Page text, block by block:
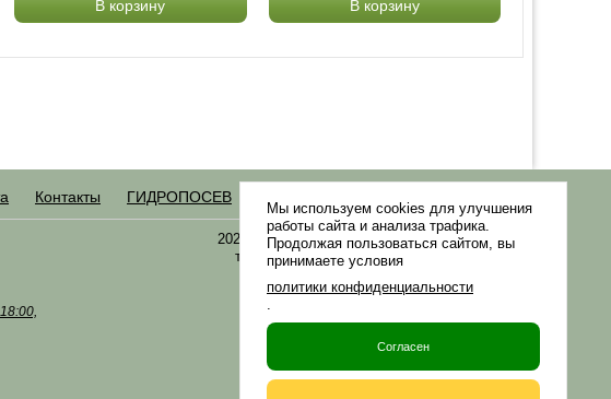
В корзину В корзину
Контакты ГИДРОПОСЕВ
2021-2026 © «Газонная трава, семена газонных
трав: выбор удобрения и средства защиты в
Мы используем cookies для улучшения
работы сайта и анализа трафика.
Продолжая пользоваться сайтом, вы
принимаете условия
политики конфиденциальности
.
Согласен